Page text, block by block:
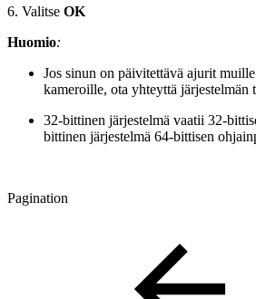
6. Valitse OK
Huomio:
Jos sinun on päivitettävä ajurit
kameroille, ota yhteyttä järjestelmän
32-bittinen järjestelmä vaatii 32-
bittinen järjestelmä 64-bittisen
Pagination